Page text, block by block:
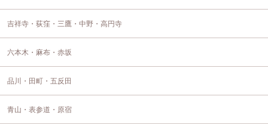
吉祥寺・荻窪・三鷹・中野・高円寺
六本木・麻布・赤坂
品川・田町・五反田
青山・表参道・原宿